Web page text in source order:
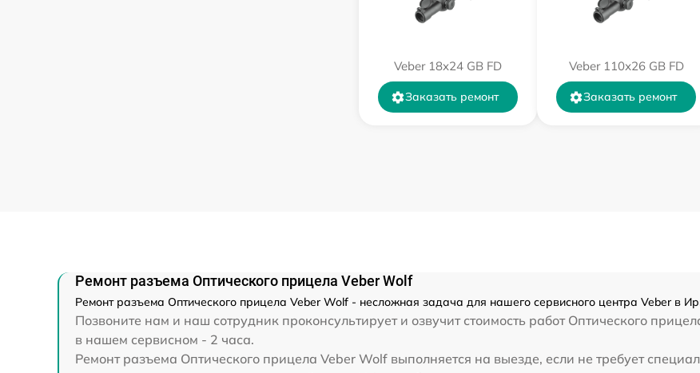
от 60 мин
Veber 18x24 GB FD
Заказать ремонт
Veber 110х26 GB FD
Заказать ремонт
Ремонт разъема Оптического прицела Veber Wolf
Ремонт разъема Оптического прицела Veber Wolf - несложная задача для нашего сервисного центра Veber в
Позвоните нам и наш сотрудник проконсультирует и озвучит стоимость работ Оптического
в нашем сервисном - 2 часа.
Ремонт разъема Оптического прицела Veber Wolf выполняется на выезде, если не требует